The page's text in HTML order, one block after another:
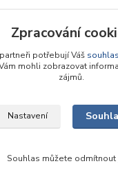
Li-Pol baterie
na prodejně. Rozšířili jsme
Zpracování
potřebují Váš souhlas
mohli zobrazovat
zájmů.
Nastavení
Souhlas můžete odmítnout